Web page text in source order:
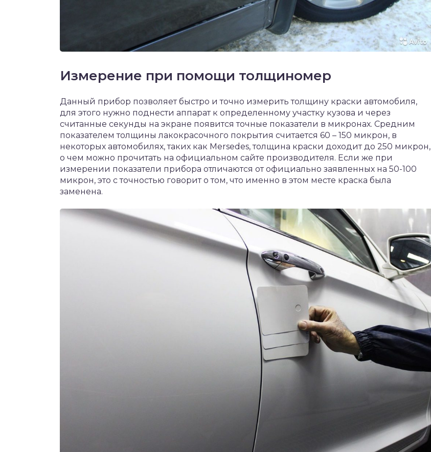
Измерение при помощи толщиномер
Данный прибор позволяет быстро и точно измерить толщину краски автомобиля,
для этого нужно поднести аппарат к определенному участку кузова и через
считанные секунды на экране появится точные показатели в микронах. Средним
показателем толщины лакокрасочного покрытия считается 60 – 150 микрон, в
некоторых автомобилях, таких как Mersedes, толщина краски доходит до 250 микрон,
о чем можно прочитать на официальном сайте производителя. Если же при
измерении показатели прибора отличаются от официально заявленных на 50-100
микрон, это с точностью говорит о том, что именно в этом месте краска была
заменена.